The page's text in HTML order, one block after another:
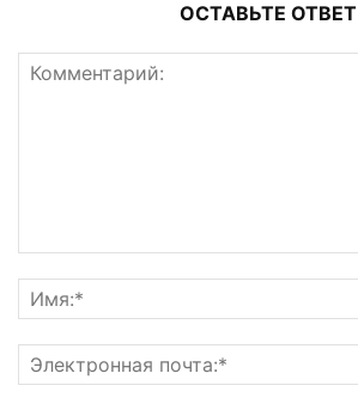
ОСТАВЬТЕ ОТВЕТ